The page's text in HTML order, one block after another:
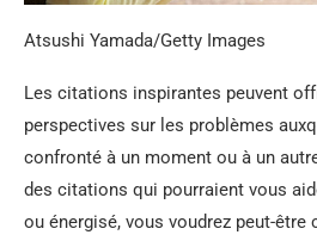
Atsushi Yamada/Getty Images
Les citations inspirantes peuvent
perspectives sur les problèmes
confronté à un moment ou à un
des citations qui pourraient vous
ou énergisé, vous voudrez peut-être